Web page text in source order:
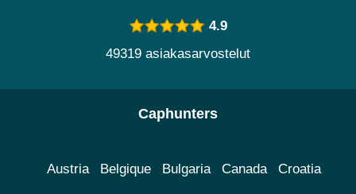
4.9
49319 asiakasarvostelut
Caphunters
Austria Belgique Bulgaria Canada Croatia